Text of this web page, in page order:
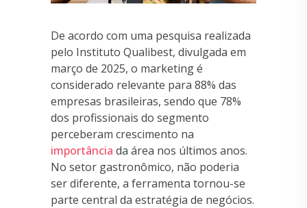
De acordo com uma pesquisa realizada
pelo Instituto Qualibest, divulgada em
março de 2025, o marketing é
considerado relevante para 88% das
empresas brasileiras, sendo que 78%
dos profissionais do segmento
perceberam crescimento na
importância da área nos últimos anos.
No setor gastronômico, não poderia
ser diferente, a ferramenta tornou-se
parte central da estratégia de negócios.